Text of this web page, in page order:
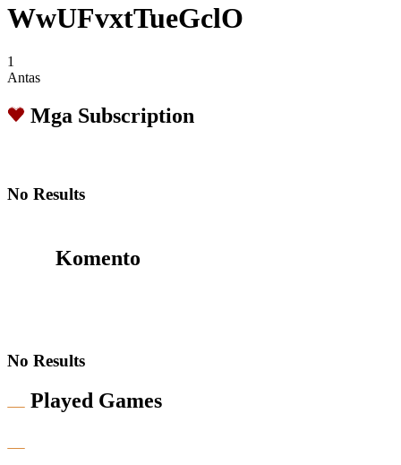
WwUFvxtTueGclO
1
Antas
Mga Subscription
No Results
Komento
No Results
Played Games